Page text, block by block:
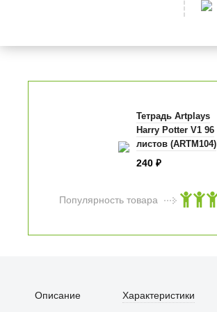
Тетрадь Artplays
Harry Potter V1 96
листов (ARTM104)
240₽
Популярность товара
120₽
Описание Характеристики